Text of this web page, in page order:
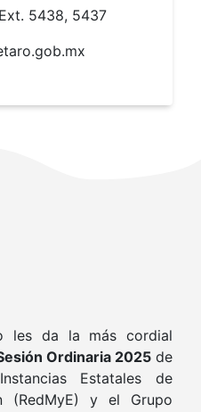
5438, 5437
les da la más cordial
Ordinaria 2025 de
Estatales de
(RedMyE) y el Grupo